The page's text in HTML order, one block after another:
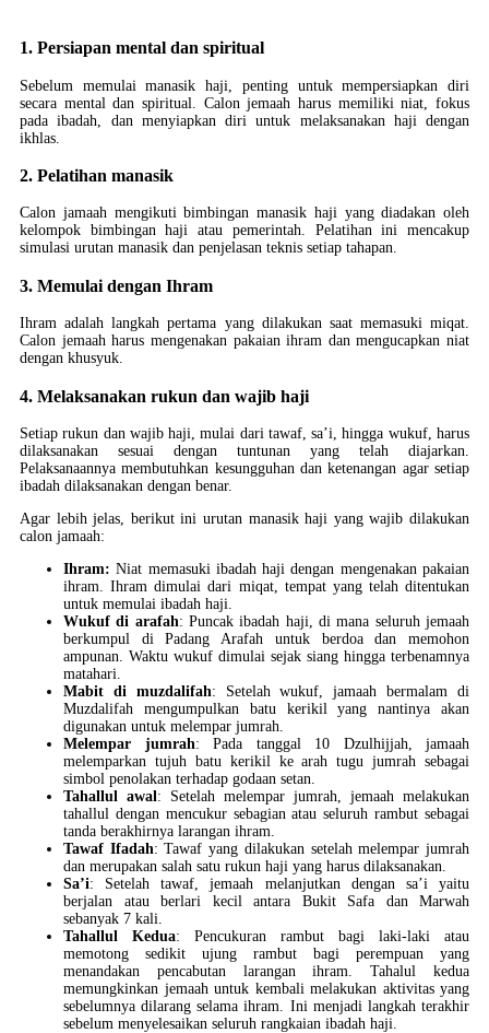
1. Persiapan mental dan spiritual
Sebelum memulai manasik haji, penting untuk mempersiapkan diri
secara mental dan spiritual. Calon jemaah harus memiliki niat, fokus
pada ibadah, dan menyiapkan diri untuk melaksanakan haji dengan
ikhlas.
2. Pelatihan manasik
Calon jamaah mengikuti bimbingan manasik haji yang diadakan oleh
kelompok bimbingan haji atau pemerintah. Pelatihan ini mencakup
simulasi urutan manasik dan penjelasan teknis setiap tahapan.
3. Memulai dengan Ihram
Ihram adalah langkah pertama yang dilakukan saat memasuki miqat.
Calon jemaah harus mengenakan pakaian ihram dan mengucapkan niat
dengan khusyuk.
4. Melaksanakan rukun dan wajib haji
Setiap rukun dan wajib haji, mulai dari tawaf, sa’i, hingga wukuf, harus
dilaksanakan sesuai dengan tuntunan yang telah diajarkan.
Pelaksanaannya membutuhkan kesungguhan dan ketenangan agar setiap
ibadah dilaksanakan dengan benar.
Agar lebih jelas, berikut ini urutan manasik haji yang wajib dilakukan
calon jamaah:
Ihram: Niat memasuki ibadah haji dengan mengenakan pakaian
ihram. Ihram dimulai dari miqat, tempat yang telah ditentukan
untuk memulai ibadah haji.
Wukuf di arafah: Puncak ibadah haji, di mana seluruh jemaah
berkumpul di Padang Arafah untuk berdoa dan memohon
ampunan. Waktu wukuf dimulai sejak siang hingga terbenamnya
matahari.
Mabit di muzdalifah: Setelah wukuf, jamaah bermalam di
Muzdalifah mengumpulkan batu kerikil yang nantinya akan
digunakan untuk melempar jumrah.
Melempar jumrah: Pada tanggal 10 Dzulhijjah, jamaah
melemparkan tujuh batu kerikil ke arah tugu jumrah sebagai
simbol penolakan terhadap godaan setan.
Tahallul awal : Setelah melempar jumrah, jemaah melakukan
tahallul dengan mencukur sebagian atau seluruh rambut sebagai
tanda berakhirnya larangan ihram.
Tawaf Ifadah: Tawaf yang dilakukan setelah melempar jumrah
dan merupakan salah satu rukun haji yang harus dilaksanakan.
Sa’i: Setelah tawaf, jemaah melanjutkan dengan sa’i yaitu
berjalan atau berlari kecil antara Bukit Safa dan Marwah
sebanyak 7 kali.
Tahallul Kedua: Pencukuran rambut bagi laki-laki atau
memotong sedikit ujung rambut bagi perempuan yang
menandakan pencabutan larangan ihram. Tahalul kedua
memungkinkan jemaah untuk kembali melakukan aktivitas yang
sebelumnya dilarang selama ihram. Ini menjadi langkah terakhir
sebelum menyelesaikan seluruh rangkaian ibadah haji.